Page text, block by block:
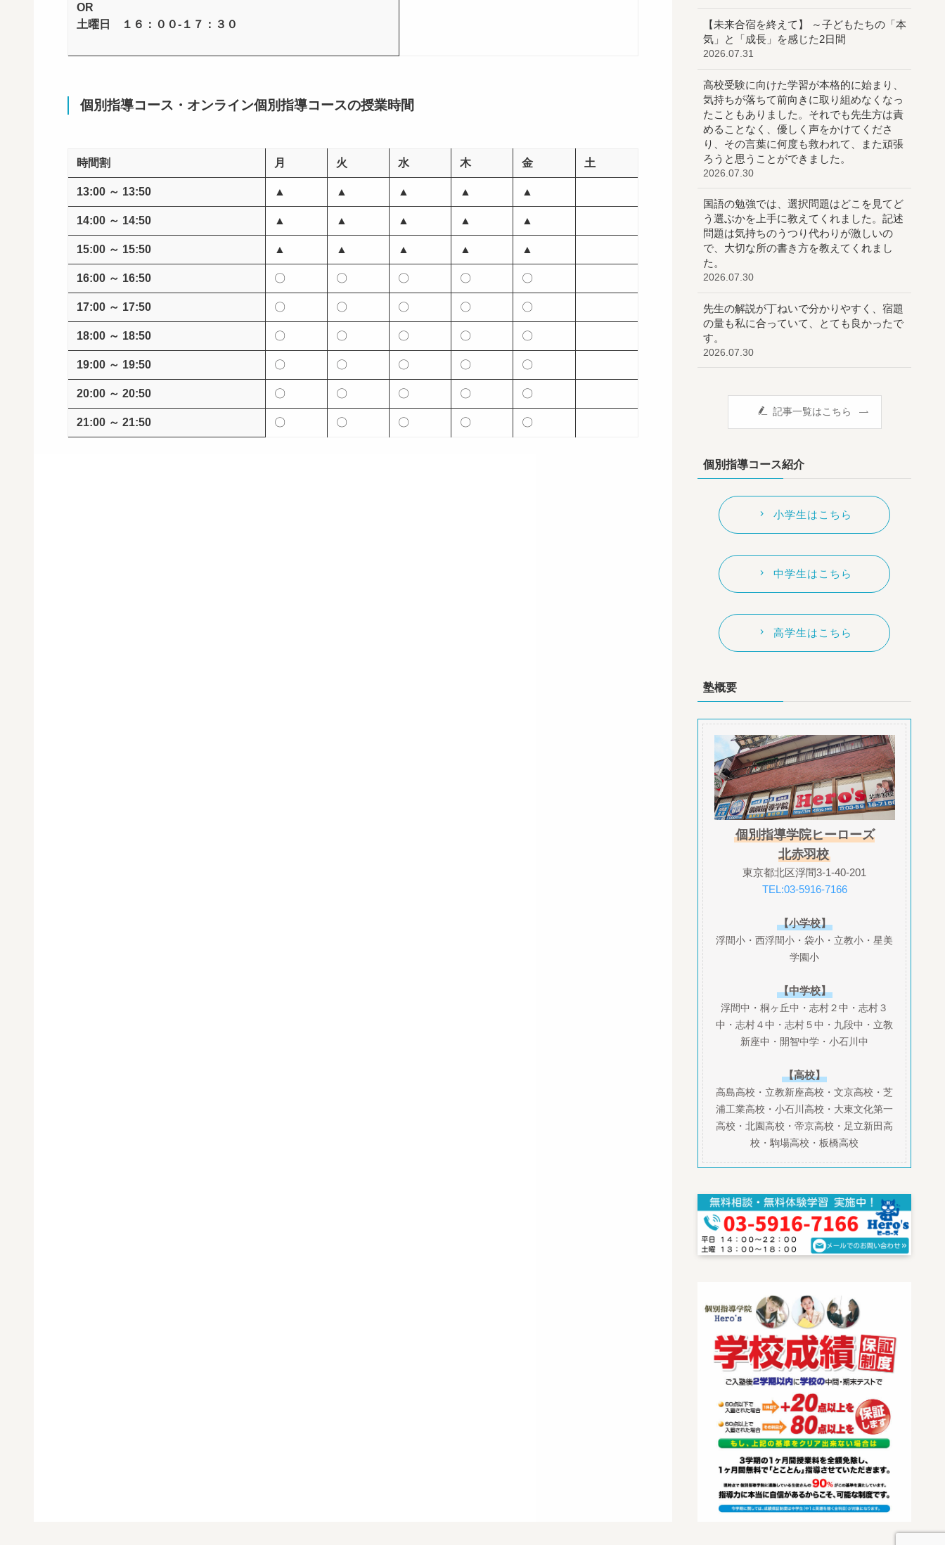
OR
土曜日 １６：００-１７：３０
個別指導コース・オンライン個別指導コースの授業時間
時間割 月 火 水 木 金 土
13:00 ～ 13:50 ▲ ▲ ▲ ▲ ▲
14:00 ～ 14:50 ▲ ▲ ▲ ▲ ▲
15:00 ～ 15:50 ▲ ▲ ▲ ▲ ▲
16:00 ～ 16:50 〇 〇 〇 〇 〇
17:00 ～ 17:50 〇 〇 〇 〇 〇
18:00 ～ 18:50 〇 〇 〇 〇 〇
19:00 ～ 19:50 〇 〇 〇 〇 〇
20:00 ～ 20:50 〇 〇 〇 〇 〇
21:00 ～ 21:50 〇 〇 〇 〇 〇
【未来合宿を終えて】 ～子どもたちの「本
気」と「成長」を感じた2日間
2026.07.31
高校受験に向けた学習が本格的に始まり、
気持ちが落ちて前向きに取り組めなくなっ
たこともありました。それでも先生方は責
めることなく、優しく声をかけてくださ
り、その言葉に何度も救われて、また頑張
ろうと思うことができました。
2026.07.30
国語の勉強では、選択問題はどこを見てど
う選ぶかを上手に教えてくれました。記述
問題は気持ちのうつり代わりが激しいの
で、大切な所の書き方を教えてくれまし
た。
2026.07.30
先生の解説が丁ねいで分かりやすく、宿題
の量も私に合っていて、とても良かったで
す。
2026.07.30
記事一覧はこちら
個別指導コース紹介
小学生はこちら
中学生はこちら
高学生はこちら
塾概要
個別指導学院ヒーローズ
北赤羽校
東京都北区浮間3-1-40-201
TEL:03-5916-7166
【小学校】
浮間小・西浮間小・袋小・立教小・星美
学園小
【中学校】
浮間中・桐ヶ丘中・志村２中・志村３
中・志村４中・志村５中・九段中・立教
新座中・開智中学・小石川中
【高校】
高島高校・立教新座高校・文京高校・芝
浦工業高校・小石川高校・大東文化第一
高校・北園高校・帝京高校・足立新田高
校・駒場高校・板橋高校